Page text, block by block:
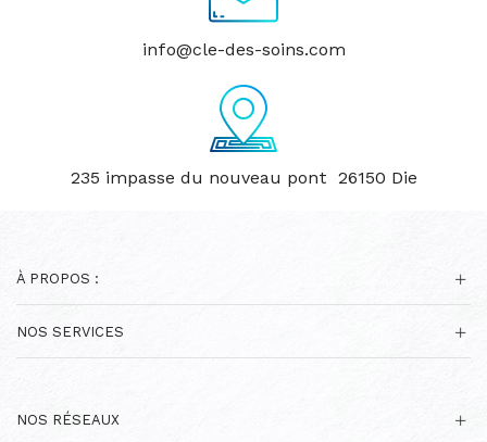
info@cle-des-soins.com
235 impasse du nouveau pont 26150 Die
À PROPOS :
NOS SERVICES
NOS RÉSEAUX